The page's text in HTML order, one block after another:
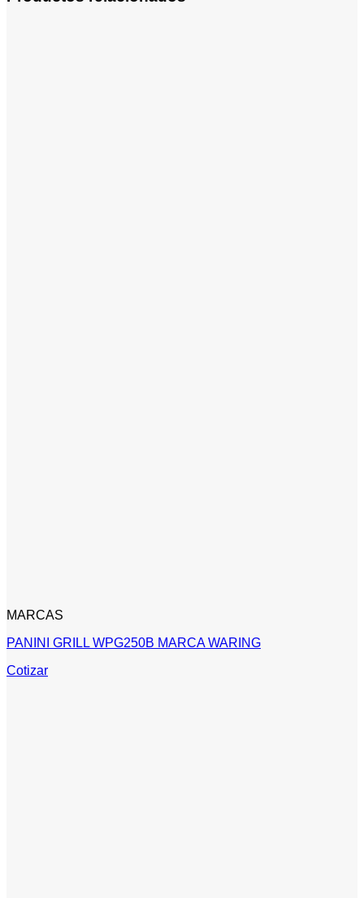
MARCAS
PANINI GRILL WPG250B MARCA WARING
Cotizar